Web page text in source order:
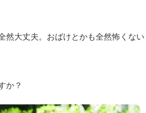
然大丈夫。おばけとかも全然怖くない
か？